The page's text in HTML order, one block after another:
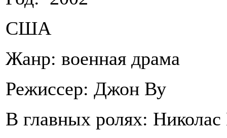
США
Жанр: военная драма
Режиссер: Джон Ву
В главных ролях: